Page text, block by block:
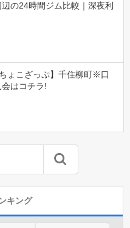
の24時間ジム比較｜深夜利
ょこざっぷ】千住柳町※口
はコチラ!
キング